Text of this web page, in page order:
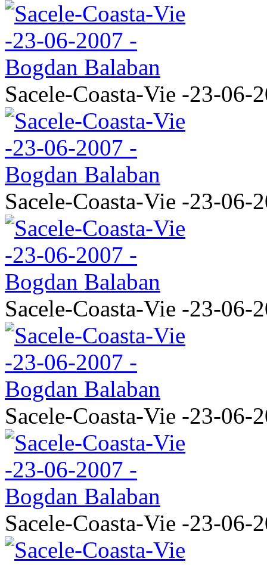
Sacele-Coasta-Vie -23-06-
Sacele-Coasta-Vie -23-06-
Sacele-Coasta-Vie -23-06-
Sacele-Coasta-Vie -23-06-
Sacele-Coasta-Vie -23-06-